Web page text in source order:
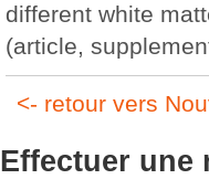
different white
(article,
<- retour vers
Effectuer une